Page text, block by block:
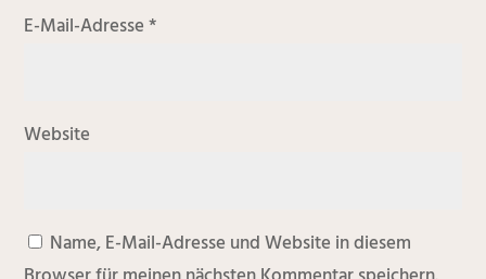
E-Mail-Adresse*
Website
Name, E-Mail-Adresse und Website in diesem